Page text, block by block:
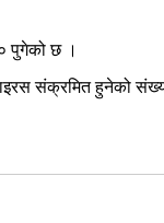
पुगेको छ ।
संक्रमित हुनेको